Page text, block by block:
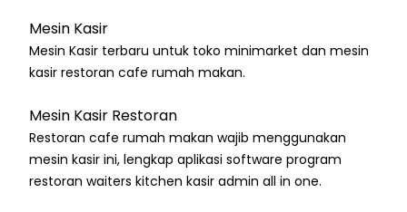
Mesin Kasir
Mesin Kasir terbaru untuk toko minimarket dan mesin
kasir restoran cafe rumah makan.
Mesin Kasir Restoran
Restoran cafe rumah makan wajib menggunakan
mesin kasir ini, lengkap aplikasi software program
restoran waiters kitchen kasir admin all in one.